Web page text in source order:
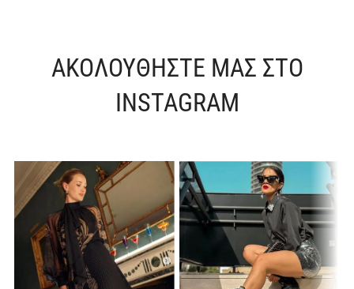
ΑΚΟΛΟΥΘΗΣΤΕ ΜΑΣ ΣΤΟ
INSTAGRAM